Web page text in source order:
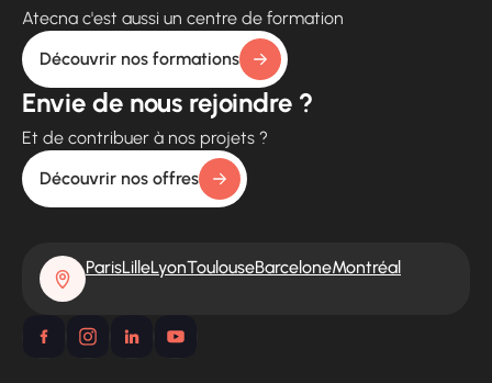
Atecna c'est aussi un centre de formation
Découvrir nos formations
Envie de nous rejoindre ?
Et de contribuer à nos projets ?
Découvrir nos offres
ParisLilleLyonToulouseBarceloneMontréal